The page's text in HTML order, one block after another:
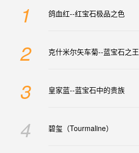
1 鸽血红--红宝石极品之色
2 克什米尔矢车菊--蓝宝石之王
3 皇家蓝--蓝宝石中的贵族
4 碧玺（Tourmaline）